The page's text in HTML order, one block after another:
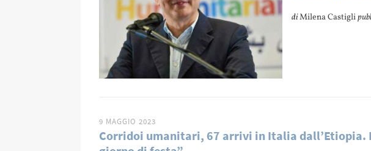
diMilena Castigli
9 MAGGIO 2023
Corridoi umanitari, 67 arrivi in Italia dall’Etiopia.